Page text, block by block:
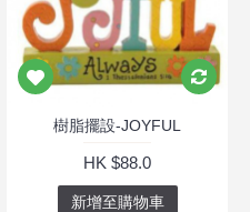
樹脂擺設-JOYFUL
HK $88.0
新增至購物車